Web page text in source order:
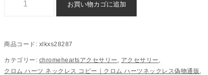
お買い物カゴに追加
商品コード: xlkxs28287
カテゴリー: chromeheartsアクセサリー , アクセサリー ,
クロム ハーツ ネックレス コピー​｜クロム ハーツネックレス偽物​通販​ ,